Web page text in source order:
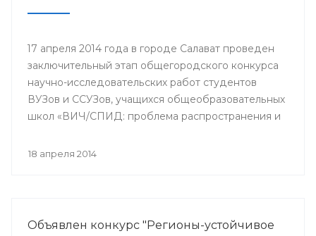
17 апреля 2014 года в городе Салават проведен
заключительный этап общегородского конкурса
научно-исследовательских работ студентов
ВУЗов и ССУЗов, учащихся общеобразовательных
школ «ВИЧ/СПИД: проблема распространения и
18 апреля 2014
Объявлен конкурс "Регионы-устойчивое